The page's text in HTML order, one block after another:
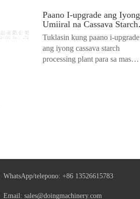
Paano I-upgrade ang Iyong
Umiiral na Cassava Starch
Processing Plant para sa
Standardized at Regulated
Production?
Tuklasin kung paano i-upgrade
ang iyong cassava starch
processing plant para sa mas
WhatsApp/telepono: +86 13526615783
Email: sales@doingmachinery.com